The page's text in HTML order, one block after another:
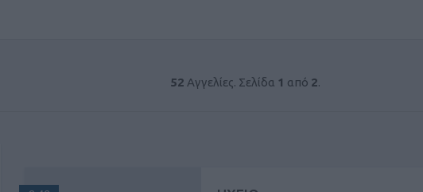
52 Αγγελίες. Σελίδα 1 από 2.